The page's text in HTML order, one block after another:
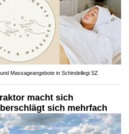
Massageangebote in Schindellegi SZ
macht sich
sich mehrfach